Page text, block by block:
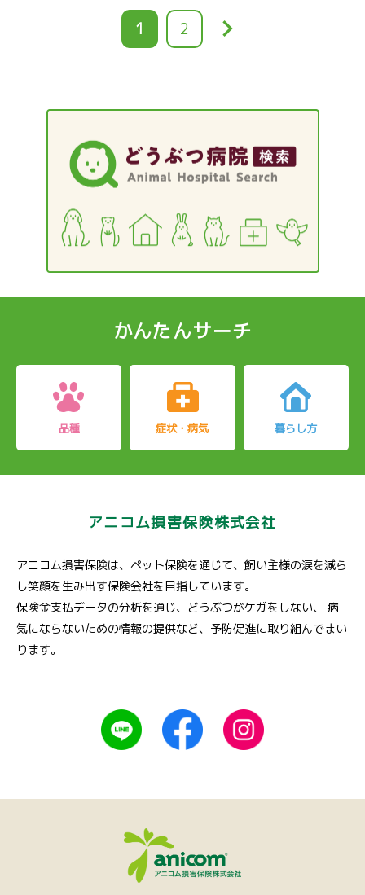
カ
ト
ー
1
ペ
2 keyboard_arrow_right
かんたんサーチ
品種 症状・病気 暮らし方
アニコム損害保険株式会社
アニコム損害保険は、ペット保険を通じて、飼い主様の涙を減ら
し笑顔を生み出す保険会社を目指しています。
保険金支払データの分析を通じ、どうぶつがケガをしない、 病
気にならないための情報の提供など、予防促進に取り組んでまい
ります。